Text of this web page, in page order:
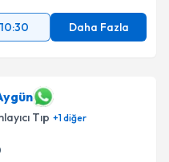
10:30 Daha Fazla
Tıp +1diğer